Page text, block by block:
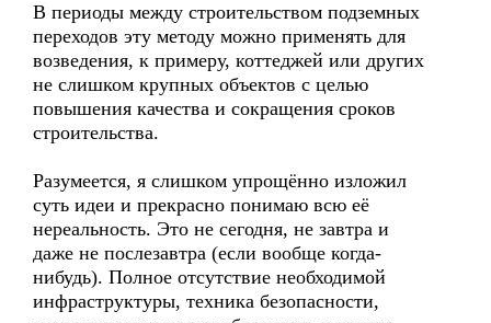
В периоды между строительством подземных
переходов эту методу можно применять для
возведения, к примеру, коттеджей или других
не слишком крупных объектов с целью
повышения качества и сокращения сроков
строительства.
Разумеется, я слишком упрощённо изложил
суть идеи и прекрасно понимаю всю её
нереальность. Это не сегодня, не завтра и
даже не послезавтра (если вообще когда-
нибудь). Полное отсутствие необходимой
инфраструктуры, техника безопасности,